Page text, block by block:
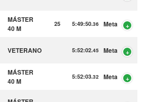
MÁSTER
40 M
25 5:49:50.36 Meta
VETERANO 5:52:02.45 Meta
MÁSTER
40 M
5:52:03.32 Meta